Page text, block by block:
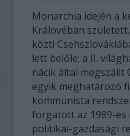
Monarchia idején a
Královéban
közti
lett belőle; a II.
nácik által
egyik meghatározó
kommunista
forgatott az 1989-
politikai-gazdasági